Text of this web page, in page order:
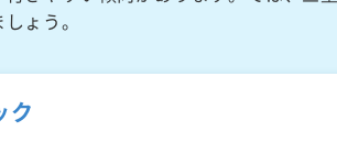
ょう。
ク